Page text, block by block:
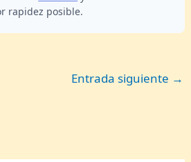
rapidez posible.
Entrada siguiente →